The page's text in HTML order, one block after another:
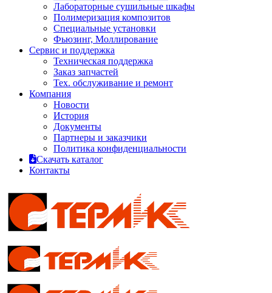
Лабораторные сушильные шкафы
Полимеризация композитов
Специальные установки
Фьюзинг, Моллирование
Сервис и поддержка
Техническая поддержка
Заказ запчастей
Тех. обслуживание и ремонт
Компания
Новости
История
Документы
Партнеры и заказчики
Политика конфиденциальности
Скачать каталог
Контакты